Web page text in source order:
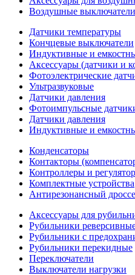
Воздушные
Датчики температуры
Кончцевые выключатели
Индуктивные и
Аксессуары (датчики и
Фотоэлектрические
Ультразвуковые
Датчики давления
Фотоимпульсные
Датчики давления
Индуктивные и
Конденсаторы
Контакторы
Контроллеры и
Комплектные устройства
Антирезонансный
Аксессуары для
Рубильники
Рубильники с
Рубильники перекидные
Переключатели
Выключатели нагрузки